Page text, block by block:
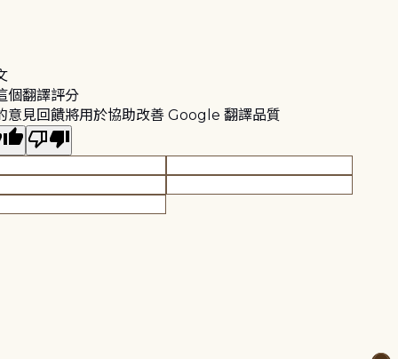
個翻譯評分
意見回饋將用於協助改善 Google 翻譯品質